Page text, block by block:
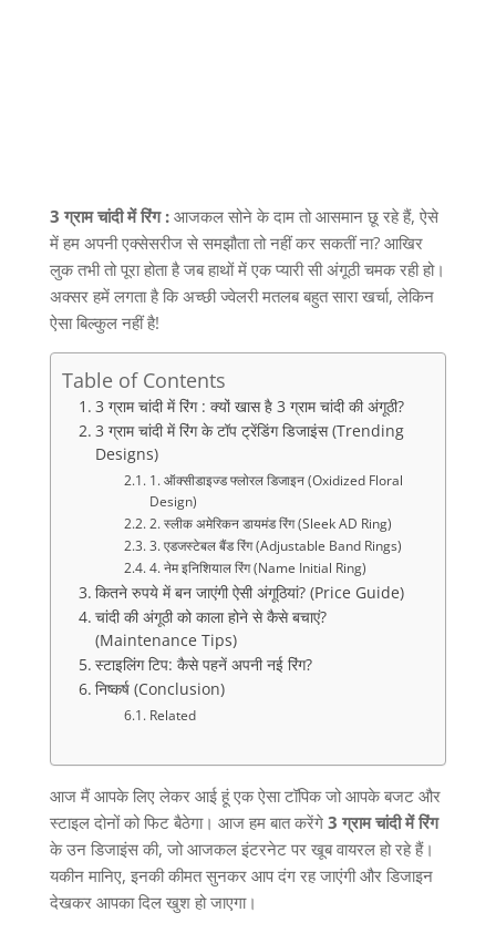
3 ग्राम चांदी में रिंग :आजकल सोने के दाम तो आसमान छू रहे हैं, ऐसे
में हम अपनी एक्सेसरीज से समझौता तो नहीं कर सकतीं ना? आखिर
लुक तभी तो पूरा होता है जब हाथों में एक प्यारी सी अंगूठी चमक रही हो।
अक्सर हमें लगता है कि अच्छी ज्वेलरी मतलब बहुत सारा खर्चा, लेकिन
ऐसा बिल्कुल नहीं है!
Table of Contents
3 ग्राम चांदी में रिंग : क्यों खास है 3 ग्राम चांदी की अंगूठी?
3 ग्राम चांदी में रिंग के टॉप ट्रेंडिंग डिजाइंस (Trending
Designs)
1. ऑक्सीडाइज्ड फ्लोरल डिजाइन (Oxidized Floral
Design)
2. स्लीक अमेरिकन डायमंड रिंग (Sleek AD Ring)
3. एडजस्टेबल बैंड रिंग (Adjustable Band Rings)
4. नेम इनिशियाल रिंग (Name Initial Ring)
कितने रुपये में बन जाएंगी ऐसी अंगूठियां? (Price Guide)
चांदी की अंगूठी को काला होने से कैसे बचाएं?
(Maintenance Tips)
स्टाइलिंग टिप: कैसे पहनें अपनी नई रिंग?
निष्कर्ष (Conclusion)
Related
आज मैं आपके लिए लेकर आई हूं एक ऐसा टॉपिक जो आपके बजट और
स्टाइल दोनों को फिट बैठेगा। आज हम बात करेंगे 3 ग्राम चांदी में रिंग
के उन डिजाइंस की, जो आजकल इंटरनेट पर खूब वायरल हो रहे हैं।
यकीन मानिए, इनकी कीमत सुनकर आप दंग रह जाएंगी और डिजाइन
देखकर आपका दिल खुश हो जाएगा।